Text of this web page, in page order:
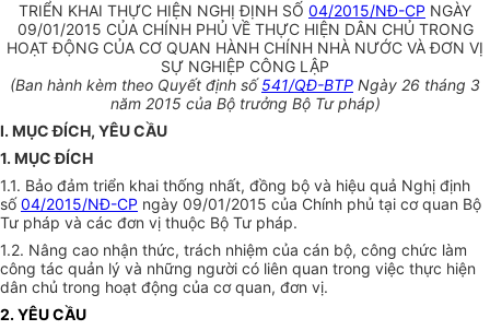
TRIỂN KHAI THỰC HIỆN NGHỊ ĐỊNH SỐ 04/2015/NĐ-CP NGÀY
09/01/2015 CỦA CHÍNH PHỦ VỀ THỰC HIỆN DÂN CHỦ TRONG
HOẠT ĐỘNG CỦA CƠ QUAN HÀNH CHÍNH NHÀ NƯỚC VÀ ĐƠN VỊ
SỰ NGHIỆP CÔNG LẬP
(Ban hành kèm theo Quyết định số541/QĐ-BTP Ngày 26 tháng 3
năm 2015 của Bộ trưởng Bộ Tư pháp)
I. MỤC ĐÍCH, YÊU CẦU
1. MỤC ĐÍCH
1.1. Bảo đảm triển khai thống nhất, đồng bộ và hiệu quả Nghị định
số04/2015/NĐ-CP ngày 09/01/2015 của Chính phủ tại cơ quan Bộ
Tư pháp và các đơn vị thuộc Bộ Tư pháp.
1.2. Nâng cao nhận thức, trách nhiệm của cán bộ, công chức làm
công tác quản lý và những người có liên quan trong việc thực hiện
dân chủ trong hoạt động của cơ quan, đơn vị.
2. YÊU CẦU